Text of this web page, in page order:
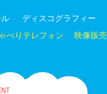
ディスコグラフィー
べりテレフォン 映像販売